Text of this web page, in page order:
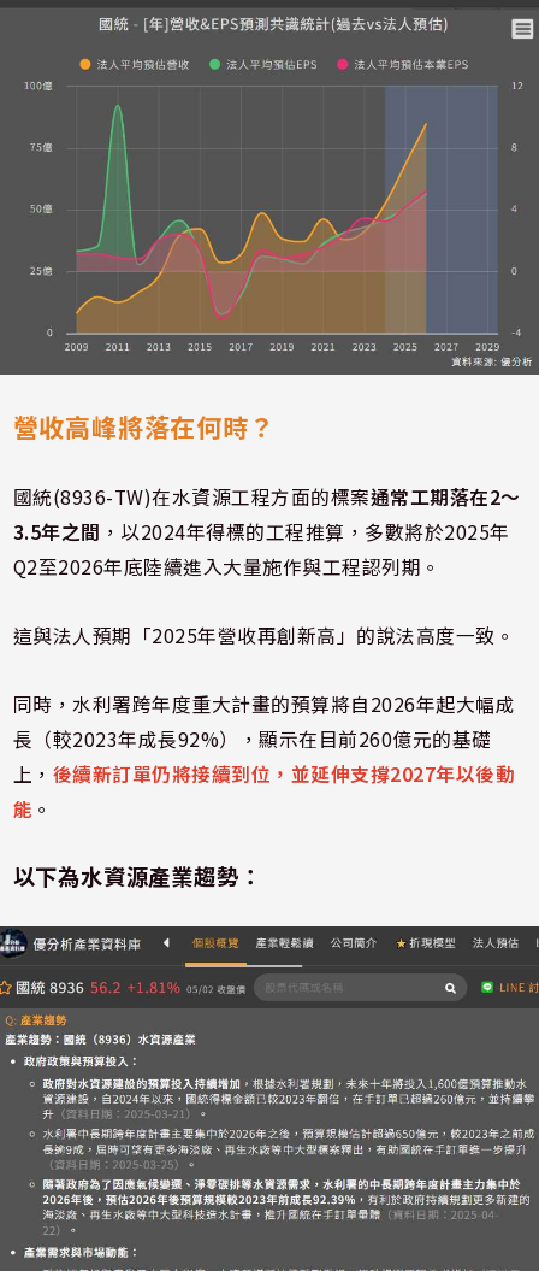
營收高峰將落在何時？
國統(8936-TW)在水資源工程方面的標案通常工期落在2～
3.5年之間 ，以2024年得標的工程推算，多數將於2025年
Q2至2026年底陸續進入大量施作與工程認列期。
這與法人預期「2025年營收再創新高」的說法高度一致。
同時，水利署跨年度重大計畫的預算將自2026年起大幅成
長（較2023年成長92%），顯示在目前260億元的基礎
上， 後續新訂單仍將接續到位，並延伸支撐2027年以後動
能 。
以下為水資源產業趨勢：